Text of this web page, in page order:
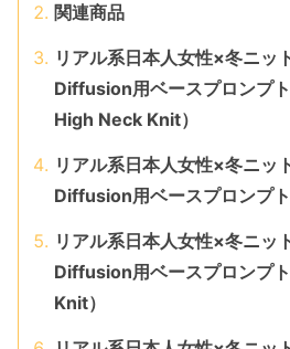
関連商品
リアル系日本人女性×冬ニッ
Diffusion用ベースプロンプ
High Neck Knit）
リアル系日本人女性×冬ニッ
Diffusion用ベースプロンプ
リアル系日本人女性×冬ニッ
Diffusion用ベースプロンプ
Knit）